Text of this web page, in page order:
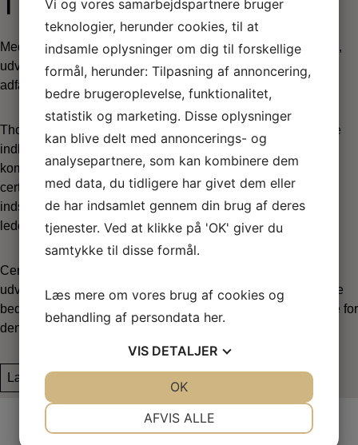
Thomas PPA
Med en DISC-certificering får du et stærkt værktøj til at forstå,
udvikle og lede mennesker med udgangspunkt i deres
adfærdsmæssige præferencer.
Thomas PPA (Person Profil Analysen) giver et dybdegående
indblik i, hvordan mennesker foretrækker at agere,
kommunikere og samarbejde i forskellige situationer. Som
certificeret bruger lærer du at tolke profilerne og omsætte
indsigterne til konkret udvikling af medarbejdere, teams og
ledelse.
Certificeringen gør dig i stand til at identificere styrker,
udviklingspotentialer og motivationsfaktorer, så du kan skabe
bedre samarbejde, øget trivsel og stærkere resultater – både for
den enkelte og for organisationen som helhed.
Læs om DISK certificering
Vi og vores samarbejdspartnere bruger
teknologier, herunder cookies, til at
indsamle oplysninger om dig til forskellige
formål, herunder: Tilpasning af annoncering,
bedre brugeroplevelse, funktionalitet,
statistik og marketing. Disse oplysninger
kan blive delt med annoncerings- og
analysepartnere, som kan kombinere dem
med data, du tidligere har givet dem eller
de har indsamlet gennem din brug af deres
tjenester. Ved at klikke på 'OK' giver du
samtykke til disse formål.
Læs mere om vores brug af cookies og
behandling af persondata her.
VIS DETALJER
AFVIS ALLE
OK